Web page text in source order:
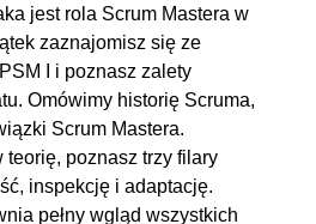
00:02:11
jest rola Scrum Mastera w
zaznajomisz się ze
I i poznasz zalety
Omówimy historię Scruma,
Scrum Mastera.
teorię, poznasz trzy filary
inspekcję i adaptację.
pełny wgląd wszystkich